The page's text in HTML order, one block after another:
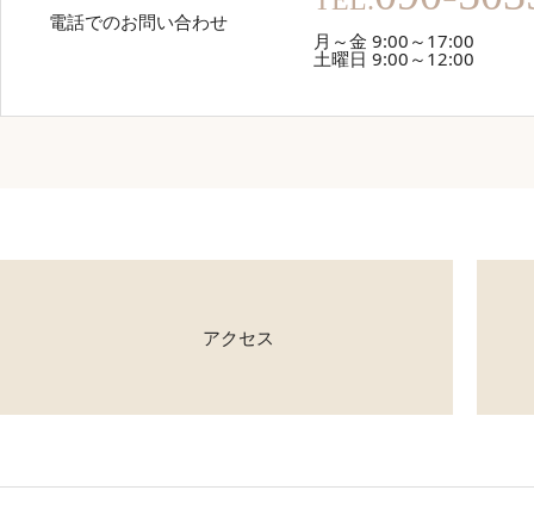
電話でのお問い合わせ
月～金 9:00～17:00
土曜日 9:00～12:00
アクセス